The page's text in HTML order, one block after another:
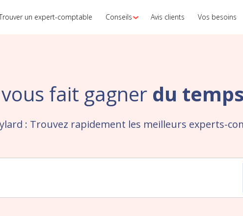
un expert-comptable Conseils Avis clients Vos besoins
fait gagner du
: Trouvez rapidement les meilleurs experts-